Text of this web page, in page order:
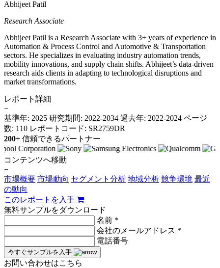
Abhijeet Patil
Research Associate
Abhijeet Patil is a Research Associate with 3+ years of experience in
Automation & Process Control and Automotive & Transportation
sectors. He specializes in evaluating industry automation trends,
mobility innovations, and supply chain shifts. Abhijeet’s data-driven
research aids clients in adapting to technological disruptions and
market transformations.
レポート詳細
−
基準年: 2025 研究期間: 2022-2034 過去年: 2022-2024 ページ
数: 110 レポートコード: SR2759DR
200+ 信頼できるパートナー
コンテンツへ移動
−
市場概要 市場動向 セグメント分析 地域分析 競争環境 最近
の動向
このレポートを入手
無料サンプルをダウンロード
名前 *
会社のメールアドレス *
電話番号
今すぐサンプルを入手
お問い合わせはこちら